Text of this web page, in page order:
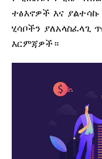
ተፅእኖዎች እና
ሂሳቦችን ያለአላስፈላጊ
እርምጃዎች።